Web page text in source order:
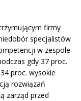
firmy
specjalistów
w zespole
gdy 37 proc.
proc. wysokie
rozwiązań
zarząd przed